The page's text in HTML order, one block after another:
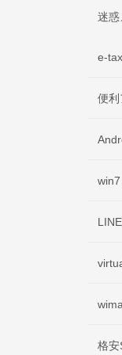
迷惑
e-
便利
格安